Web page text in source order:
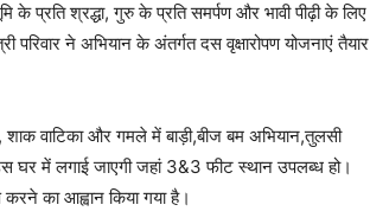
के प्रति श्रद्धा, गुरु के प्रति समर्पण और भावी पीढ़ी के लिए
ने अभियान के अंतर्गत दस वृक्षारोपण योजनाएं तैयार
शाक वाटिका और गमले में बाड़ी,बीज बम अभियान,तुलसी
घर में लगाई जाएगी जहां 3&3 फीट स्थान उपलब्ध हो।
का आह्वान किया गया है।